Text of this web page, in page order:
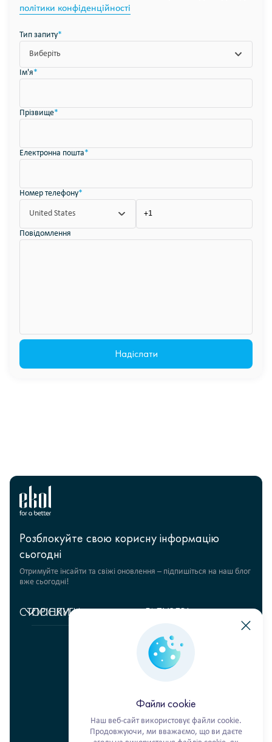
політики конфіденційності
Тип запиту*
Виберіть
Ім'я*
Прізвище*
Електронна пошта*
Номер телефону*
United States
Повідомлення
Розблокуйте свою корисну інформацію
сьогодні
Отримуйте інсайти та свіжі оновлення – підпишіться на наш блог
вже сьогодні!
СТОРІНКИ
Головна
ПОСЛУГИ
Управління
ГАЛУЗЕВІ
Fashion Retail
Гуманітарні проєкти
Продукти харчування
+380 44 206 2681
Файли cookie
Наш веб-сайт використовує файли cookie.
Продовжуючи, ми вважаємо, що ви даєте